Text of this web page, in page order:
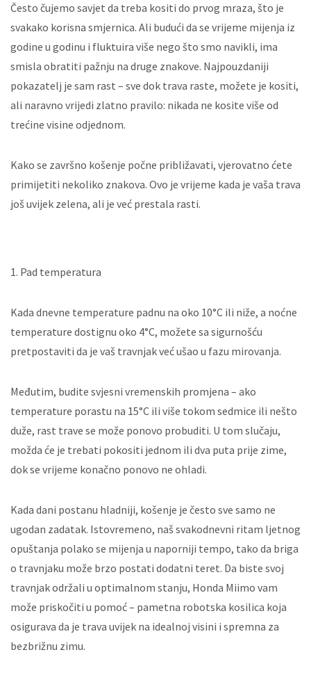
Često čujemo savjet da treba kositi do prvog mraza, što je
svakako korisna smjernica. Ali budući da se vrijeme mijenja iz
godine u godinu i fluktuira više nego što smo navikli, ima
smisla obratiti pažnju na druge znakove. Najpouzdaniji
pokazatelj je sam rast – sve dok trava raste, možete je kositi,
ali naravno vrijedi zlatno pravilo: nikada ne kosite više od
trećine visine odjednom.
Kako se završno košenje počne približavati, vjerovatno ćete
primijetiti nekoliko znakova. Ovo je vrijeme kada je vaša trava
još uvijek zelena, ali je već prestala rasti.
1. Pad temperatura
Kada dnevne temperature padnu na oko 10°C ili niže, a noćne
temperature dostignu oko 4°C, možete sa sigurnošću
pretpostaviti da je vaš travnjak već ušao u fazu mirovanja.
Međutim, budite svjesni vremenskih promjena – ako
temperature porastu na 15°C ili više tokom sedmice ili nešto
duže, rast trave se može ponovo probuditi. U tom slučaju,
možda će je trebati pokositi jednom ili dva puta prije zime,
dok se vrijeme konačno ponovo ne ohladi.
Kada dani postanu hladniji, košenje je često sve samo ne
ugodan zadatak. Istovremeno, naš svakodnevni ritam ljetnog
opuštanja polako se mijenja u naporniji tempo, tako da briga
o travnjaku može brzo postati dodatni teret. Da biste svoj
travnjak održali u optimalnom stanju, Honda Miimo vam
može priskočiti u pomoć – pametna robotska kosilica koja
osigurava da je trava uvijek na idealnoj visini i spremna za
bezbrižnu zimu.